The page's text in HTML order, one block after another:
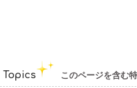
Topics このページを含む